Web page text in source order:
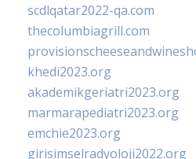
scdlqatar2022-qa.com
thecolumbiagrill.com
khedi2023.org
akademikgeriatri2023.org
marmarapediatri2023.org
emchie2023.org
girisimselradyoloji2022.org